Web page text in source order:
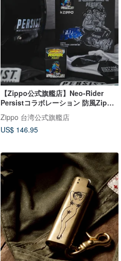
【Zippo公式旗艦店】Neo-Rider
Persistコラボレーション 防風Zippo
ライター CI419328
Zippo 台湾公式旗艦店
US$ 146.95